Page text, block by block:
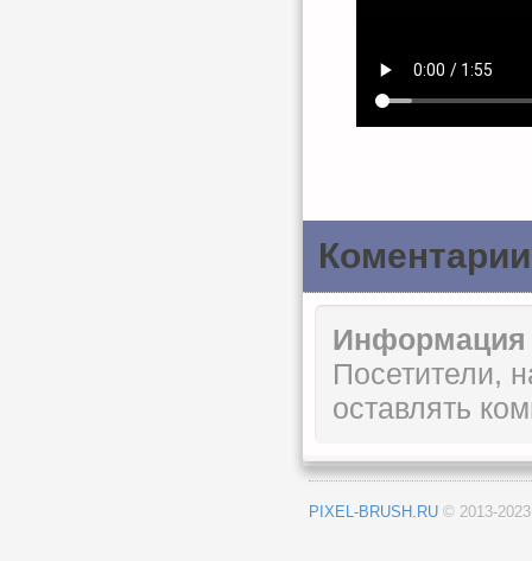
Коментарии
Информация
Посетители,
оставлять
PIXEL-BRUSH.RU © 2013-